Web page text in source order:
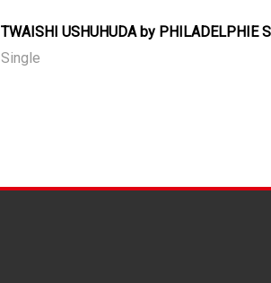
TWAISHI USHUHUDA by PHILADELPHIE
Single